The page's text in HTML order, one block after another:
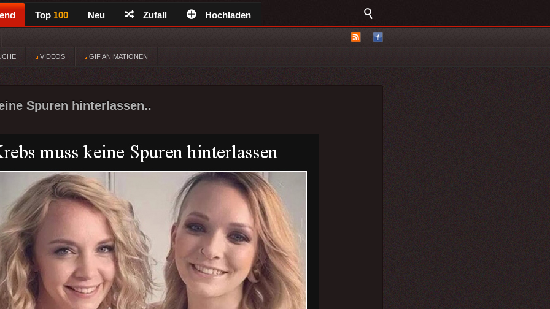
Top 100 Neu Zufall Hochladen
VIDEOS GIF ANIMATIONEN
Spuren hinterlassen..